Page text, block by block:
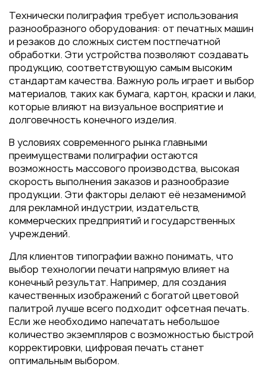
Технически полиграфия требует использования
разнообразного оборудования: от печатных машин
и резаков до сложных систем постпечатной
обработки. Эти устройства позволяют создавать
продукцию, соответствующую самым высоким
стандартам качества. Важную роль играет и выбор
материалов, таких как бумага, картон, краски и лаки,
которые влияют на визуальное восприятие и
долговечность конечного изделия.
В условиях современного рынка главными
преимуществами полиграфии остаются
возможность массового производства, высокая
скорость выполнения заказов и разнообразие
продукции. Эти факторы делают её незаменимой
для рекламной индустрии, издательств,
коммерческих предприятий и государственных
учреждений.
Для клиентов типографии важно понимать, что
выбор технологии печати напрямую влияет на
конечный результат. Например, для создания
качественных изображений с богатой цветовой
палитрой лучше всего подходит офсетная печать.
Если же необходимо напечатать небольшое
количество экземпляров с возможностью быстрой
корректировки, цифровая печать станет
оптимальным выбором.